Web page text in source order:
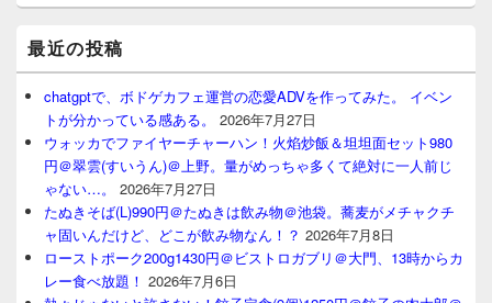
最近の投稿
chatgptで、ボドゲカフェ運営の恋愛ADVを作ってみた。 イベン
トが分かっている感ある。
2026年7月27日
ウォッカでファイヤーチャーハン！火焰炒飯＆坦坦面セット980
円＠翠雲(すいうん)＠上野。量がめっちゃ多くて絶対に一人前じ
ゃない…。
2026年7月27日
たぬきそば(L)990円＠たぬきは飲み物＠池袋。蕎麦がメチャクチ
ャ固いんだけど、どこが飲み物なん！？ 2026年7月8日
ローストポーク200g1430円＠ビストロガブリ＠大門、13時からカ
レー食べ放題！ 2026年7月6日